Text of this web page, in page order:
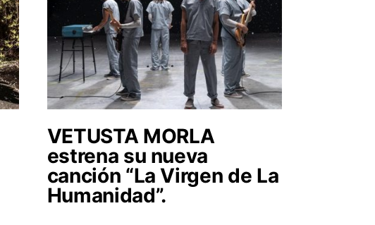
VETUSTA MORLA
estrena su nueva
canción “La Virgen de La
Humanidad”.